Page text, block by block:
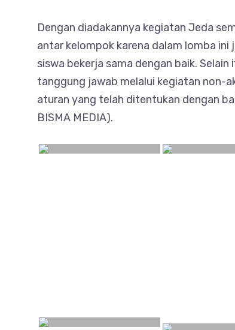
Dengan diadakannya kegiatan Jeda
antar kelompok karena dalam lomba
siswa bekerja sama dengan baik.
tanggung jawab melalui kegiatan non-
aturan yang telah ditentukan dengan
BISMA MEDIA).